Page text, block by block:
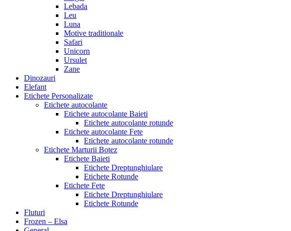
Lebada
Leu
Luna
Motive traditionale
Safari
Unicorn
Ursulet
Zane
Dinozauri
Elefant
Etichete Personalizate
Etichete autocolante
Etichete autocolante Baieti
Etichete autocolante rotunde
Etichete autocolante Fete
Etichete autocolante rotunde
Etichete Marturii Botez
Etichete Baieti
Etichete Dreptunghiulare
Etichete Rotunde
Etichete Fete
Etichete Dreptunghiulare
Etichete Rotunde
Fluturi
Frozen – Elsa